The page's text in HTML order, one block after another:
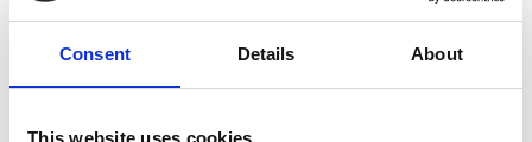
Consent Details About
This website uses cookies
wrth edrych ar anghenion ei fyfyrwyr ei hun, y mae bellach